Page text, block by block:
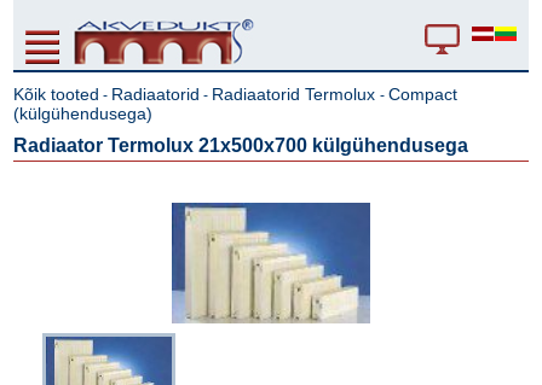
Kõik tooted - Radiaatorid - Radiaatorid Termolux-Compact
(külgühendusega)
Radiaator Termolux 21x500x700 külgühendusega